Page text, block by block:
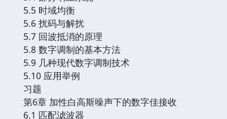
5.5 时域均衡
5.6 扰码与解扰
5.7 回波抵消的原理
5.8 数字调制的基本方法
5.9 几种现代数字调制技术
5.10 应用举例
习题
第6章 加性白高斯噪声下的数字佳接收
6.1 匹配滤波器